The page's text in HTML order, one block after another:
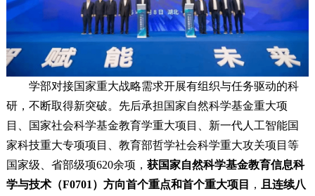
学部对接国家重大战略需求开展有组织与任务驱动的科
研，不断取得新突破。先后承担国家自然科学基金重大项
目、国家社会科学基金教育学重大项目、新一代人工智能国
家科技重大专项项目、教育部哲学社会科学重大攻关项目等
国家级、省部级项620余项， 获国家自然科学基金教育信息科
学与技术（F0701）方向首个重点和首个重大项目
，
且连续八